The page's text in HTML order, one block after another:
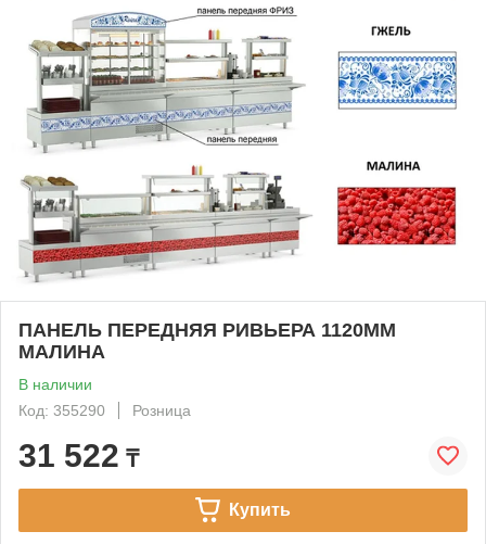
ПАНЕЛЬ ПЕРЕДНЯЯ РИВЬЕРА 1120ММ
МАЛИНА
В наличии
Код: 355290
Розница
31 522 ₸
Купить